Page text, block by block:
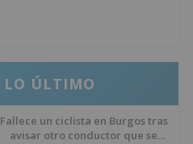
LO ÚLTIMO
Fallece un ciclista en Burgos tras
avisar otro conductor que se